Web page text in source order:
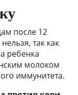
после 12
так как
ребенка
молоком
иммунитета.